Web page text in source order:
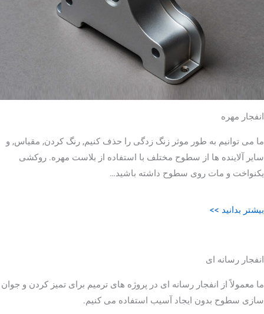
انفجار مهره
ما می توانیم به طور موثر زنگ زدگی را حذف کنیم, رنگ کردن, مقیاس, و
سایر آلاینده ها از سطوح مختلف با استفاده از بلاست مهره. روکشی
یکنواخت و مات روی سطوح داشته باشید…
بیشتر بدانید >>
انفجار رسانه ای
ما معمولاً از انفجار رسانه ای در پروژه های ترمیم برای تمیز کردن و جوان
سازی سطوح بدون ایجاد آسیب استفاده می کنیم.